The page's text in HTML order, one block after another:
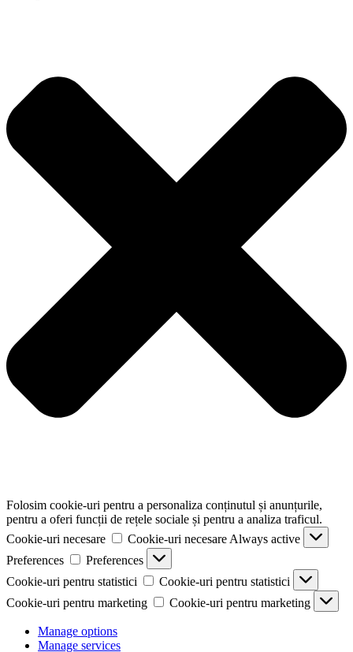
Folosim cookie-uri pentru a personaliza conținutul și anunțurile,
pentru a oferi funcții de rețele sociale și pentru a analiza traficul.
Cookie-uri necesare
Cookie-uri necesare Always active
Preferences
Preferences
Cookie-uri pentru statistici
Cookie-uri pentru statistici
Cookie-uri pentru marketing
Cookie-uri pentru marketing
Manage options
Manage services